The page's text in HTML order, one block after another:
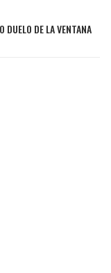
DUELO DE LA VENTANA